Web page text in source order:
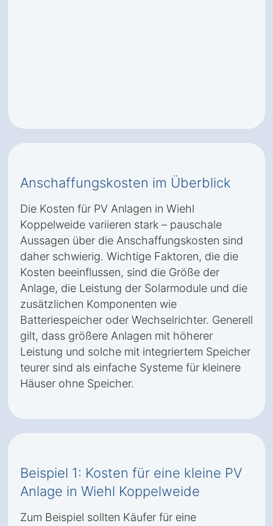
Anschaffungskosten im Überblick
Die Kosten für PV Anlagen in Wiehl
Koppelweide variieren stark – pauschale
Aussagen über die Anschaffungskosten sind
daher schwierig. Wichtige Faktoren, die die
Kosten beeinflussen, sind die Größe der
Anlage, die Leistung der Solarmodule und die
zusätzlichen Komponenten wie
Batteriespeicher oder Wechselrichter. Generell
gilt, dass größere Anlagen mit höherer
Leistung und solche mit integriertem Speicher
teurer sind als einfache Systeme für kleinere
Häuser ohne Speicher.
Beispiel 1: Kosten für eine kleine PV
Anlage in Wiehl Koppelweide
Zum Beispiel sollten Käufer für eine